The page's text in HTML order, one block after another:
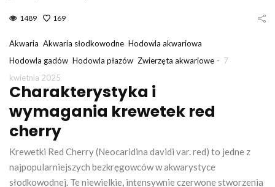
1489 169
Akwaria Akwaria słodkowodne Hodowla akwariowa
Hodowla gadów Hodowla płazów Zwierzęta akwariowe - 7
kwietnia 2025
Charakterystyka i
wymagania krewetek red
cherry
Krewetki Red Cherry (Neocaridina davidi var. red) to jedne z
najpopularniejszych bezkręgowców w akwarystyce
słodkowodnej. Te niewielkie, intensywnie czerwone stworzenia